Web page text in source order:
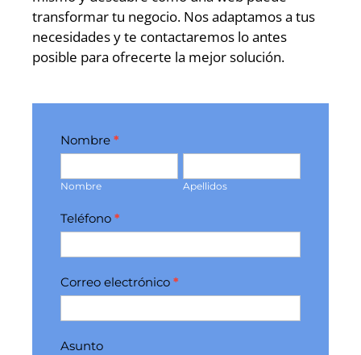
transformar tu negocio. Nos adaptamos a tus
necesidades y te contactaremos lo antes
posible para ofrecerte la mejor solución.
Formulario
inicio
Nombre *
Nombre Apellidos
Teléfono *
Correo electrónico *
Asunto